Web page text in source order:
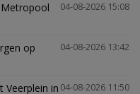
04-08-2026 15:08
04-08-2026 13:42
op
04-08-2026 11:50
Veerplein in